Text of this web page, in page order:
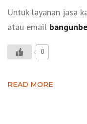
Untuk layanan jasa
atau email
0
READ MORE